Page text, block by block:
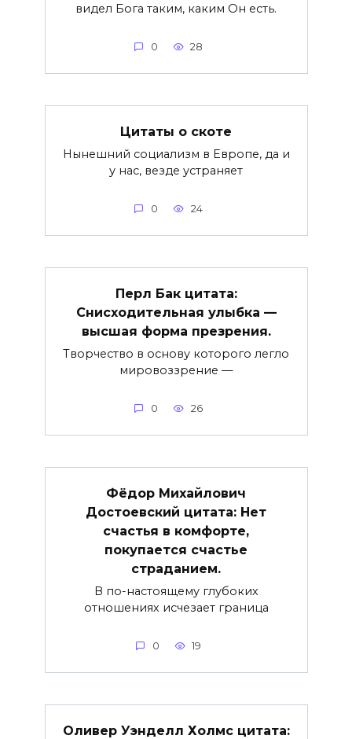
видел Бога таким, каким Он есть.
0 28
Цитаты о скоте
Нынешний социализм в Европе, да и
у нас, везде устраняет
0 24
Перл Бак цитата:
Снисходительная улыбка —
высшая форма презрения.
Творчество в основу которого легло
мировоззрение —
0 26
Фёдор Михайлович
Достоевский цитата: Нет
счастья в комфорте,
покупается счастье
страданием.
В по-настоящему глубоких
отношениях исчезает граница
0 19
Оливер Уэнделл Холмс цитата: